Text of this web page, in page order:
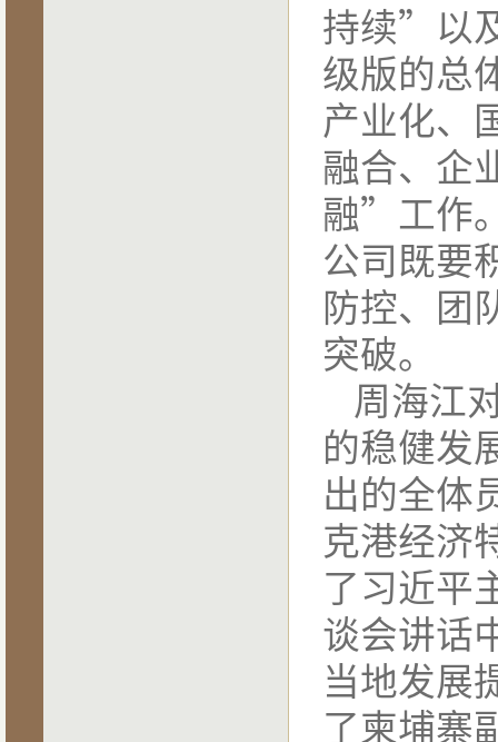
持续”以
级版的总
产业化、
融合、企
融”工作
公司既要
防控、团
突破。
周海江
的稳健发
出的全体
克港经济
了习近平
谈会讲话
当地发展
了柬埔寨